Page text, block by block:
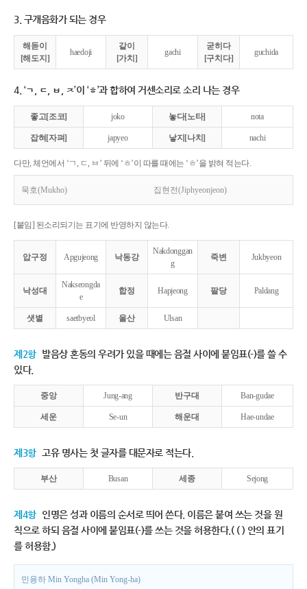
3. 구개음화가 되는 경우
해돋이
[해도지]
haedoji
같이
[가치]
gachi
굳히다
[구치다]
guchida
4. ‘ㄱ, ㄷ, ㅂ, ㅈ’이 ‘ㅎ’과 합하여 거센소리로 소리 나는 경우
좋고[조코] joko 놓다[노타] nota
잡혀[자펴] japyeo 낳지[나치] nachi
다만, 체언에서 ‘ㄱ, ㄷ, ㅂ’ 뒤에 ‘ㅎ’이 따를 때에는 ‘ㅎ’을 밝혀 적는다.
묵호(Mukho) 집현전(Jiphyeonjeon)
[붙임] 된소리되기는 표기에 반영하지 않는다.
압구정 Apgujeong 낙동강
Nakdonggan
g
죽변 Jukbyeon
낙성대
Nakseongda
e
합정 Hapjeong 팔당 Paldang
샛별 saetbyeol 울산 Ulsan
제2항 발음상 혼동의 우려가 있을 때에는 음절 사이에 붙임표(-)를 쓸 수
있다.
중앙 Jung-ang 반구대 Ban-gudae
세운 Se-un 해운대 Hae-undae
제3항 고유 명사는 첫 글자를 대문자로 적는다.
부산 Busan 세종 Sejong
제4항 인명은 성과 이름의 순서로 띄어 쓴다. 이름은 붙여 쓰는 것을 원
칙으로 하되 음절 사이에 붙임표(-)를 쓰는 것을 허용한다.( ( ) 안의 표기
를 허용함.)
민용하 Min Yongha (Min Yong-ha)